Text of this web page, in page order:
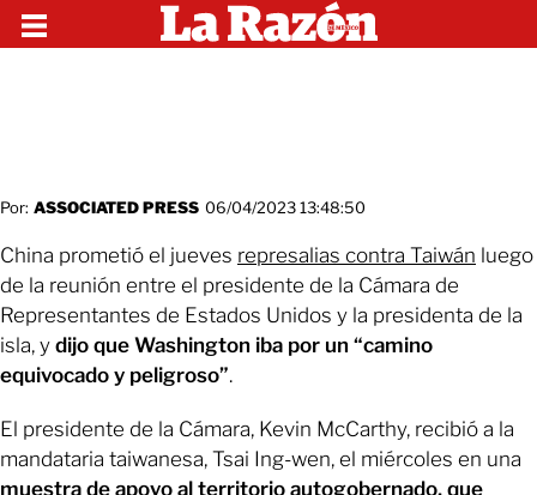
Por: ASSOCIATED PRESS 06/04/2023 13:48:50
China prometió el jueves represalias contra Taiwán luego
de la reunión entre el presidente de la Cámara de
Representantes de Estados Unidos y la presidenta de la
isla, y dijo que Washington iba por un “camino
equivocado y peligroso”.
El presidente de la Cámara, Kevin McCarthy, recibió a la
mandataria taiwanesa, Tsai Ing-wen, el miércoles en una
muestra de apoyo al territorio autogobernado, que